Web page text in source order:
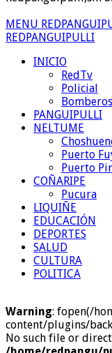
MENU
REDPANGUIPULLI
INICIO
RedTv
Policial
Bomberos
PANGUIPULLI
NELTUME
Puerto
Puerto
COÑARIPE
Pucura
LIQUIÑE
EDUCACIÓN
DEPORTES
SALUD
CULTURA
POLITICA
Warning: fopen(/
content/plugins/
No such file or